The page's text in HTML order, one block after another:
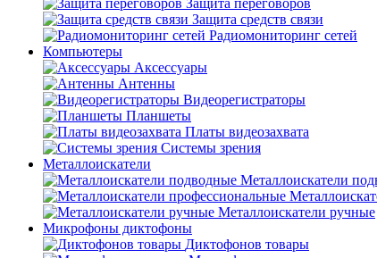
Защита переговоров
Защита средств связи
Радиомониторинг сетей
Компьютеры
Аксессуары
Антенны
Видеорегистраторы
Планшеты
Платы видеозахвата
Системы зрения
Металлоискатели
Металлоискатели
Металлоискатели ручные
Микрофоны диктофоны
Диктофонов товары